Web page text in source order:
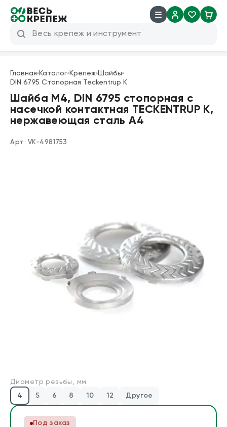
Инструмент
Крепеж
Для бизнеса
Калькуляторы
Калькулятор веса крепежа
Калькулятор химических анкеров
Главная Каталог Крепеж Шайбы
DIN 6795 Стопорная Teckentrup K
Шайба М4, DIN 6795 стопорная с
насечкой контактная TECKENTRUP K,
нержавеющая сталь А4
Арт: VK-4981753
Диаметр резьбы, мм
4
5 6 8 10 12 Другое
Под заказ